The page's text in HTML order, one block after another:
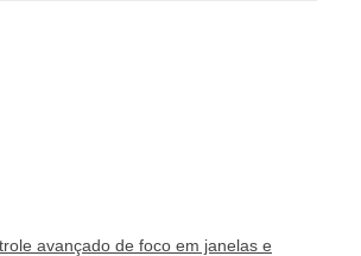
avançado de foco em janelas e